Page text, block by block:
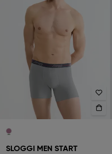
SLOGGI MEN START